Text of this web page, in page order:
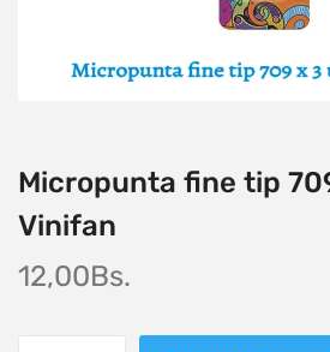
Micropunta fine tip
Vinifan
12,00Bs.